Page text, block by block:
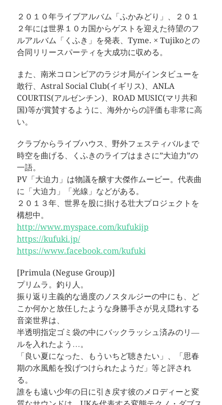
２０１０年ライブアルバム「ふかみどり」、２０１
２年には世界１０カ国からゲストを迎えた待望のフ
ルアルバム「くふき」を発表、Tyme. × Tujikoとの
合同リリースパーティを大成功に収める。
また、南米コロンビアのラジオ局がインタビューを
敢行、Astral Social Club(イギリス)、ANLA
COURTIS(アルゼンチン)、ROAD MUSIC(マリ共和
国)等が賞賛するように、海外からの評価も非常に高
い。
クラブからライブハウス、野外フェスティバルまで
時空を曲げる、くふきのライブはまさに”大迫力”の
一語。
PV「大迫力」は物議を醸す大傑作ムービー。代表曲
に「大迫力」「光線」などがある。
２０１３年、世界を股に掛ける壮大プロジェクトを
構想中。
http://www.myspace.com/kufukijp
https://kufuki.jp/
https://www.facebook.com/kufuki
[Primula (Neguse Group)]
プリムラ。釣り人。
振り返り主義的な過度のノスタルジーの中にも、ど
こか何かと放任したような身勝手さが見え隠れする
音楽世界は、
半透明指定ゴミ袋の中にバックラッシュ済みのリ―
ルを入れたよう…。
「良い夏になった、もういちど聴きたい」、「思春
期の水風船を投げつけられたようだ」等と評され
る。
誰をも遠い少年の日に引き戻す彼のメロディーと変